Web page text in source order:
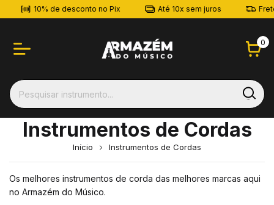
10% de desconto no Pix Até 10x sem juros Frete
0
Instrumentos de Cordas
Início Instrumentos de Cordas
Os melhores instrumentos de corda das melhores marcas aqui
no Armazém do Músico.